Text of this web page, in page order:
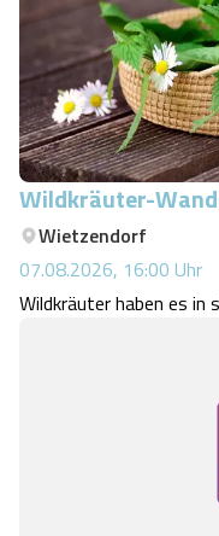
Wildkräuter-
Wietzendorf
07.08.2026, 16:00 Uhr
Wildkräuter haben es in